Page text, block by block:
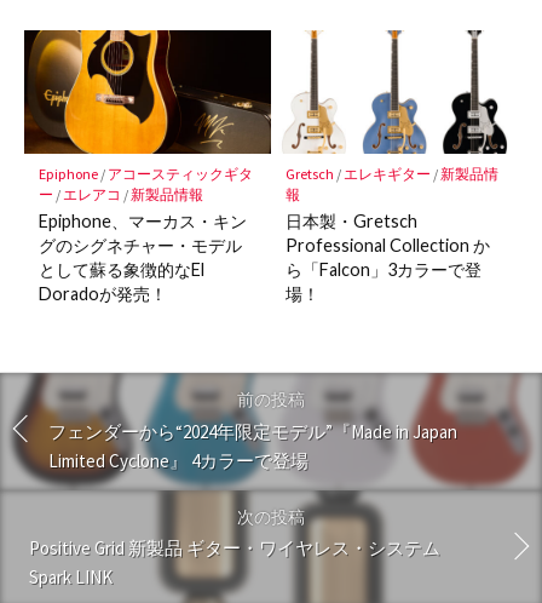
Epiphone/ アコースティックギタ
ー /エレアコ /新製品情報
Epiphone、マーカス・キン
グのシグネチャー・モデル
として蘇る象徴的なEl
Doradoが発売！
Gretsch /エレキギター /新製品情
報
日本製・Gretsch
Professional Collection か
ら「Falcon」3カラーで登
場！
前の投稿
フェンダーから“2024年限定モデル”『Made in Japan
Limited Cyclone』 4カラーで登場
次の投稿
Positive Grid 新製品 ギター・ワイヤレス・システム
Spark LINK